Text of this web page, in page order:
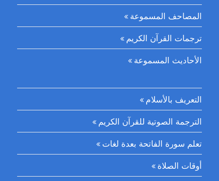
المصاحف المسموعة
ترجمات القرآن الكريم
الأحاديث المسموعة
التعريف بالأسلام
الترجمة الصوتية للقرآن الكريم
تعلم سورة الفاتحة بعدة لغات
أوقات الصلاة